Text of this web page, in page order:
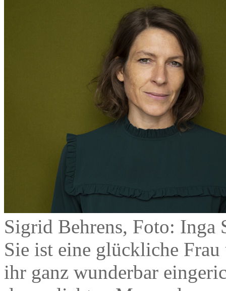
Sigrid Behrens, Foto: Inga
Sie ist eine glückliche
ihr ganz wunderbar